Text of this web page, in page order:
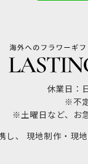
休業日：
※不
※土曜日など、お
、 現地制作・現